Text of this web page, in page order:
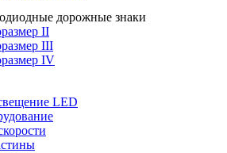
дорожные знаки
II
III
IV
LED